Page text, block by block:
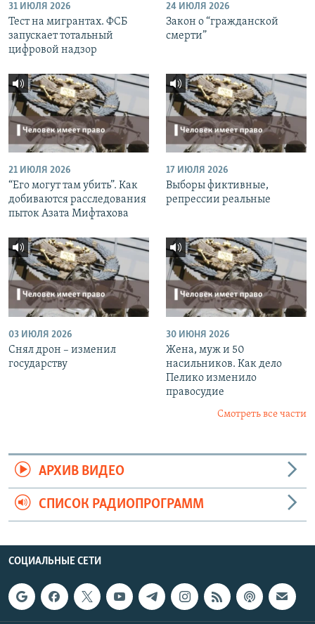
31 ИЮЛЯ 2026
Тест на мигрантах. ФСБ
запускает тотальный
цифровой надзор
24 ИЮЛЯ 2026
Закон о “гражданской
смерти”
21 ИЮЛЯ 2026
“Его могут там убить”. Как
добиваются расследования
пыток Азата Мифтахова
17 ИЮЛЯ 2026
Выборы фиктивные,
репрессии реальные
03 ИЮЛЯ 2026
Снял дрон – изменил
государству
30 ИЮНЯ 2026
Жена, муж и 50
насильников. Как дело
Пелико изменило
правосудие
Смотреть все части
АРХИВ ВИДЕО
СПИСОК РАДИОПРОГРАММ
СОЦИАЛЬНЫЕ СЕТИ